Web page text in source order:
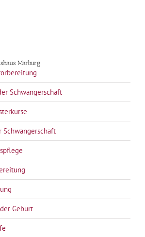
Marburg
Schwangerschaft
Schwangerschaft
Geburt